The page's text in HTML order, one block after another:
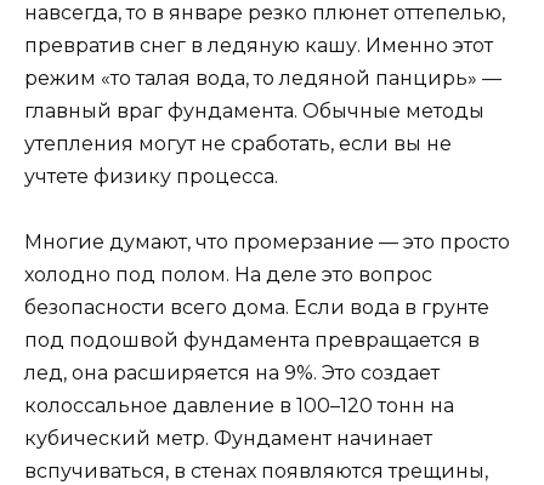
навсегда, то в январе резко плюнет оттепелью,
превратив снег в ледяную кашу. Именно этот
режим «то талая вода, то ледяной панцирь» —
главный враг фундамента. Обычные методы
утепления могут не сработать, если вы не
учтете физику процесса.
Многие думают, что промерзание — это просто
холодно под полом. На деле это вопрос
безопасности всего дома. Если вода в грунте
под подошвой фундамента превращается в
лед, она расширяется на 9%. Это создает
колоссальное давление в 100–120 тонн на
кубический метр. Фундамент начинает
вспучиваться, в стенах появляются трещины,